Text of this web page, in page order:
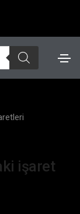
işaret